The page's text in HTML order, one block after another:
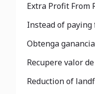
Extra Profit From
Instead of
Obtenga
Recupere valor
Reduction of